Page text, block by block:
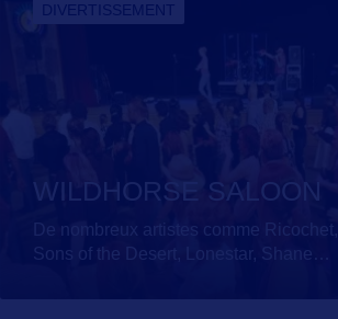
DIVERTISSEMENT
WILDHORSE SALOON
De nombreux artistes comme Ricochet,
Sons of the Desert, Lonestar, Shane